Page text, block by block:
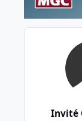
Invité